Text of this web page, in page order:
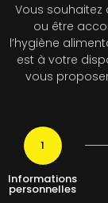
Vous souhaitez
ou être
l’hygiène
est à votre
vous
1
Informations
personnelles